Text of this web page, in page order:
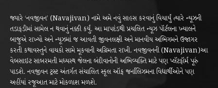
જ્યારે ‘નવજીવન’ (Navajivan) નામે અમે નવું સાહસ કરવાનું વિચાર્યું ત્યારે ન્યૂઝની
તડાફડીમાં સામેલ ન થવાનું નક્કી કર્યું. આ માપદંડથી પ્રચલિત ન્યૂઝ પૉર્ટલના ખ્યાલને
બાજુએ રાખ્યો અને ન્યૂઝમાં જ આવતી જીવનલક્ષી અને માનવીય અભિગમને ઉજાગર
કરતી કથાવસ્તુને વાચકો સામે મૂકવાની અગ્રિમતા રાખી. નવજીવનની (Navajivan)આ
વેબસાઇટ સાબરમતી મધ્યસ્થ જેલના બંદીવાનોની અભિવ્યક્તિ માટે પણ પ્લૅટફૉર્મ પૂરું
પાડશે. નવજીવન ટ્રસ્ટ અંતર્ગત સંચાલિત સ્કૂલ ઑફ જર્નાલિઝમના વિદ્યાર્થીઓને પણ
અહીંયાં રજૂઆત માટે મોકળાશ મળશે.